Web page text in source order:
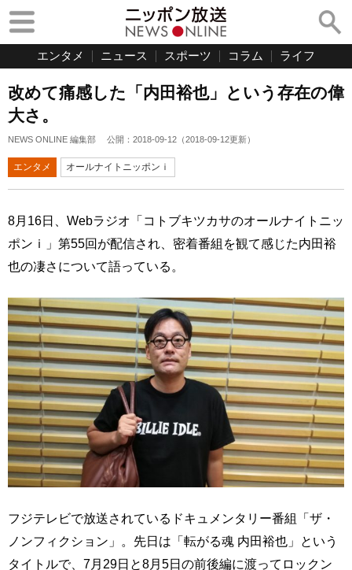
エンタメ ニュース スポーツ コラム ライフ
改めて痛感した「内田裕也」という存在の偉
大さ。
NEWS ONLINE 編集部 公開： 2018-09-12 （2018-09-12更新）
エンタメ オールナイトニッポンｉ
8月16日、Webラジオ「コトブキツカサのオールナイトニッ
ポンｉ」第55回が配信され、密着番組を観て感じた内田裕
也の凄さについて語っている。
フジテレビで放送されているドキュメンタリー番組「ザ・
ノンフィクション」。先日は「転がる魂 内田裕也」という
タイトルで、7月29日と8月5日の前後編に渡ってロックン